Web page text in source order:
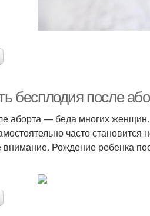
бесплодия после
аборта — беда многих
часто
внимание. Рождение ребенка